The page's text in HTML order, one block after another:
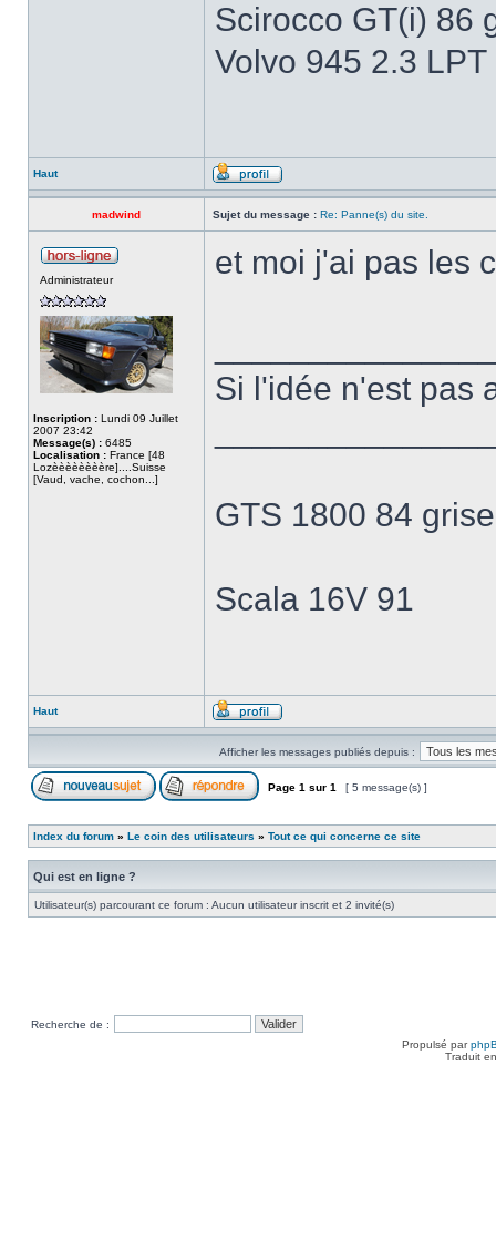
Scirocco GT(i) 86
Volvo 945 2.3
Haut
madwind Sujet du message : Re: Panne(s) du site.
Administrateur
Inscription : Lundi 09 Juillet
2007 23:42
Message(s) : 6485
Localisation : France [48
Lozèèèèèèèère]....Suisse
[Vaud, vache, cochon...]
et moi j'ai pas les
Si l'idée n'est pas
GTS 1800 84 grise
Scala 16V 91
Haut
Afficher les messages publiés depuis :
Page 1 sur 1 [ 5 message(s) ]
Index du forum » Le coin des utilisateurs » Tout ce qui concerne ce site
Qui est en ligne ?
Utilisateur(s) parcourant ce forum : Aucun utilisateur inscrit et 2 invité(s)
Recherche de :
Propulsé par
Traduit